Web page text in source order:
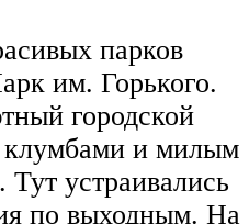
парков
им. Горького.
городской
клумбами и милым
устраивались
по выходным. На